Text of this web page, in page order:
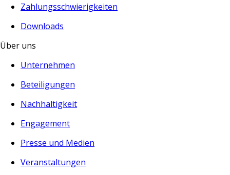
Zahlungsschwierigkeiten
Downloads
Über uns
Unternehmen
Beteiligungen
Nachhaltigkeit
Engagement
Presse und Medien
Veranstaltungen